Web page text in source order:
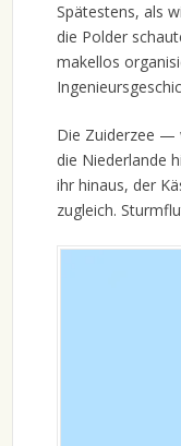
Spätestens, als
die Polder
makellos
Die Zuiderzee —
die Niederlande
ihr hinaus, der
zugleich.